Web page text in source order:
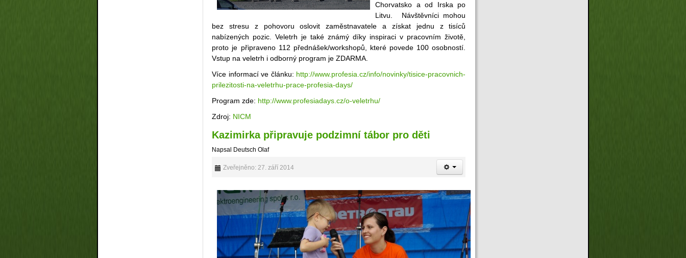
Chorvatsko a od Irska po
Litvu. Návštěvníci mohou
bez stresu z pohovoru oslovit zaměstnavatele a získat jednu z tisíců
nabízených pozic. Veletrh je také známý díky inspiraci v pracovním životě,
proto je připraveno 112 přednášek/workshopů, které povede 100 osobností.
Vstup na veletrh i odborný program je ZDARMA.
Více informací ve článku: http://www.profesia.cz/info/novinky/tisice-pracovnich-
prilezitosti-na-veletrhu-prace-profesia-days/
Program zde: http://www.profesiadays.cz/o-veletrhu/
Zdroj: NICM
Kazimirka připravuje podzimní tábor pro děti
Napsal Deutsch Olaf
Zveřejněno: 27. září 2014